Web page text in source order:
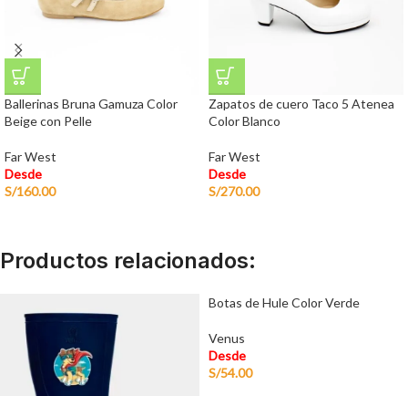
Ballerinas Bruna Gamuza Color
Beige con Pelle
Far West
Desde
S/160.00
Zapatos de cuero Taco 5 Atenea
Color Blanco
Far West
Desde
S/270.00
Productos relacionados:
Botas de Hule Color Verde
Venus
Desde
S/54.00